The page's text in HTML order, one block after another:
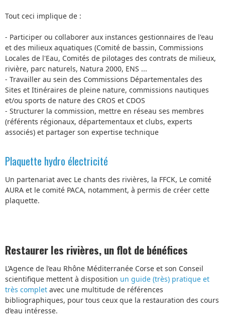
Tout ceci implique de :
- Participer ou collaborer aux instances gestionnaires de l'eau
et des milieux aquatiques (Comité de bassin, Commissions
Locales de l'Eau, Comités de pilotages des contrats de milieux,
rivière, parc naturels, Natura 2000, ENS ...
- Travailler au sein des Commissions Départementales des
Sites et Itinéraires de pleine nature, commissions nautiques
et/ou sports de nature des CROS et CDOS
- Structurer la commission, mettre en réseau ses membres
(référents régionaux, départementaux et clubs, experts
associés) et partager son expertise technique
Plaquette hydro électricité
Un partenariat avec Le chants des rivières, la FFCK, Le comité
AURA et le comité PACA, notamment, à permis de créer cette
plaquette.
Restaurer les rivières, un flot de bénéfices
L’Agence de l’eau Rhône Méditerranée Corse et son Conseil
scientifique mettent à disposition un guide (très) pratique et
très complet avec une multitude de références
bibliographiques, pour tous ceux que la restauration des cours
d’eau intéresse.